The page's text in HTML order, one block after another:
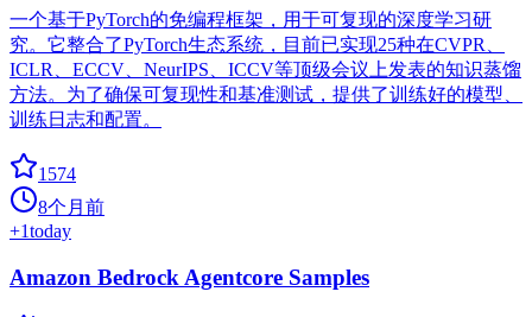
一个基于PyTorch的免编程框架，用于可复现的深度学习研
究。它整合了PyTorch生态系统，目前已实现25种在CVPR、
ICLR、ECCV、NeurIPS、ICCV等顶级会议上发表的知识蒸馏
方法。为了确保可复现性和基准测试，提供了训练好的模型、
训练日志和配置。
1574
8个月前
+1today
Amazon Bedrock Agentcore Samples